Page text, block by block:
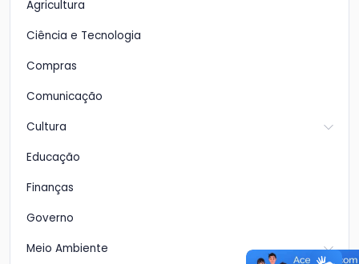
Agricultura
Ciência e Tecnologia
Compras
Comunicação
Cultura
Educação
Finanças
Governo
Meio Ambiente